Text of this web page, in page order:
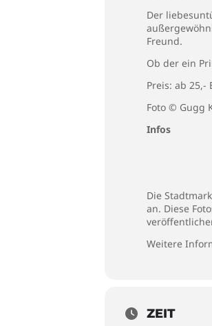
Der
Freund.
Ob der ein
Preis: ab 25,-
Foto © Gugg
Infos
Die
an. Diese
Weitere
ZEIT